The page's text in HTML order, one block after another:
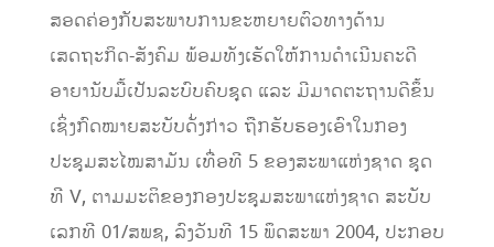
ສອດຄ່ອງກັບສະພາບການຂະຫຍາຍຕົວທາງດ້ານ
ເສດຖະກິດ-ສັງຄົມ ພ້ອມທັງເຮັດໃຫ້ການດໍາເນີນຄະດີ
ອາຍານັບມື້ເປັນລະບົບຄົບຊຸດ ແລະ ມີມາດຕະຖານດີຂຶ້ນ
ເຊິ່ງກົດໝາຍສະບັບດັ່ງກ່າວ ຖືກຮັບຮອງເອົາໃນກອງ
ປະຊຸມສະໄໝສາມັນ ເທື່ອທີ 5 ຂອງສະພາແຫ່ງຊາດ ຊຸດ
ທີ V, ຕາມມະຕິຂອງກອງປະຊຸມສະພາແຫ່ງຊາດ ສະບັບ
ເລກທີ 01/ສພຊ, ລົງວັນທີ 15 ພຶດສະພາ 2004, ປະກອບ